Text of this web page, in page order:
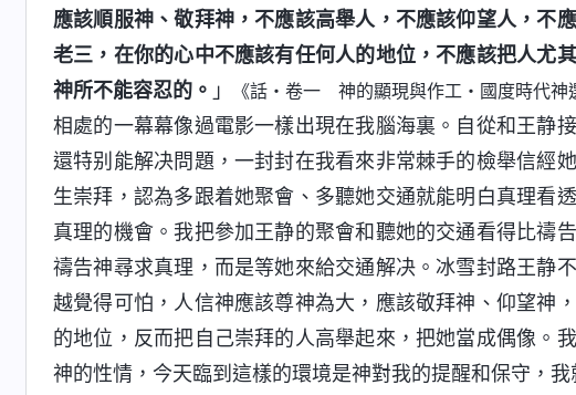
應該順服神、敬拜神，不應該高舉人，不應該仰望人，不
老三，在你的心中不應該有任何人的地位，不應該把人尤
神所不能容忍的。 」 《話・卷一 神的顯現與作工・國度時代神
相處的一幕幕像過電影一樣出現在我腦海裏。自從和王静
還特别能解决問題，一封封在我看來非常棘手的檢舉信經
生崇拜，認為多跟着她聚會、多聽她交通就能明白真理看
真理的機會。我把參加王静的聚會和聽她的交通看得比禱
禱告神尋求真理，而是等她來給交通解决。冰雪封路王静
越覺得可怕，人信神應該尊神為大，應該敬拜神、仰望神
的地位，反而把自己崇拜的人高舉起來，把她當成偶像。
神的性情，今天臨到這樣的環境是神對我的提醒和保守，